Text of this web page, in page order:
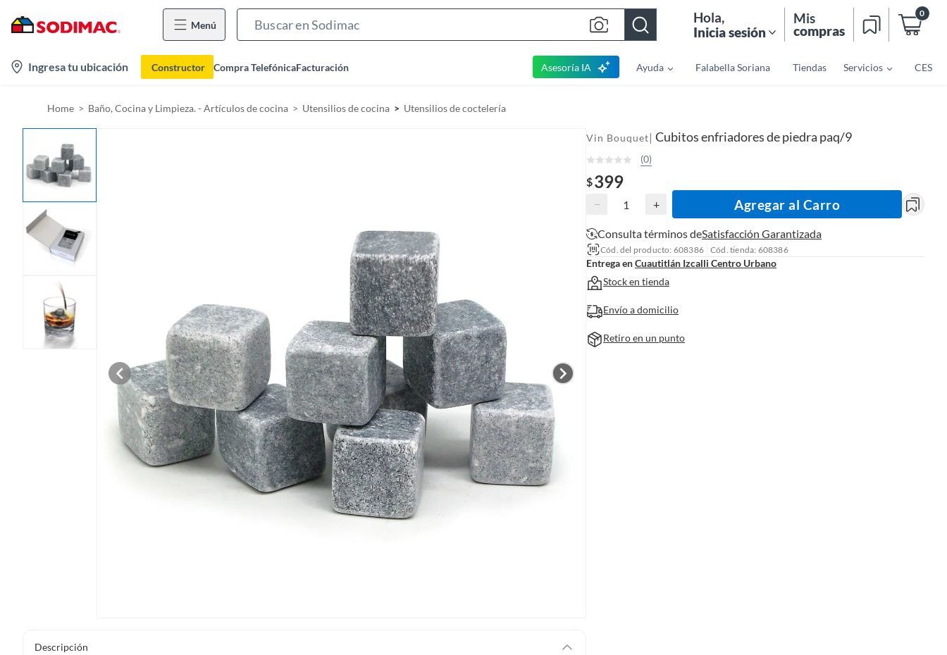
Menú
h
Hola,
Inicia sesión
Mis
compras
0
Ingresa tu ubicación Constructor Compra TelefónicaFacturación Asesoría IA Ayuda Falabella Soriana Tiendas Servicios CES
Home Baño, Cocina y Limpieza. - Artículos de cocina Utensilios de cocina Utensilios de coctelería
Descripción
Vin Bouquet| Cubitos enfriadores de piedra paq/9
(0)
$399
− + Agregar al Carro
Consulta términos deSatisfacción Garantizada
Cód. del producto: 608386 Cód. tienda: 608386
Entrega enCuautitlán Izcalli Centro Urbano
Stock en tienda
Envío a domicilio
Retiro en un punto